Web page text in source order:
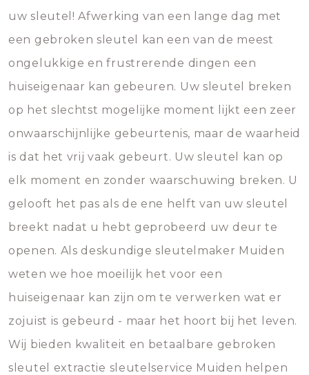
uw sleutel! Afwerking van een lange dag met
een gebroken sleutel kan een van de meest
ongelukkige en frustrerende dingen een
huiseigenaar kan gebeuren. Uw sleutel breken
op het slechtst mogelijke moment lijkt een zeer
onwaarschijnlijke gebeurtenis, maar de waarheid
is dat het vrij vaak gebeurt. Uw sleutel kan op
elk moment en zonder waarschuwing breken. U
gelooft het pas als de ene helft van uw sleutel
breekt nadat u hebt geprobeerd uw deur te
openen. Als deskundige sleutelmaker Muiden
weten we hoe moeilijk het voor een
huiseigenaar kan zijn om te verwerken wat er
zojuist is gebeurd - maar het hoort bij het leven.
Wij bieden kwaliteit en betaalbare gebroken
sleutel extractie sleutelservice Muiden helpen